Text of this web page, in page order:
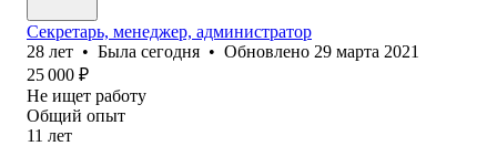
Секретарь, менеджер, администратор
28 лет • Была сегодня • Обновлено 29 марта 2021
25 000 ₽
Не ищет работу
Общий опыт
11 лет